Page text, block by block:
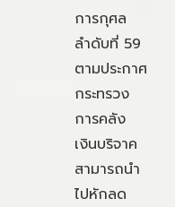
การกุศล
ลำดับที่ 59
ตามประกาศ
กระทรวง
การคลัง
เงินบริจาค
สามารถนำ
ไปหักลด